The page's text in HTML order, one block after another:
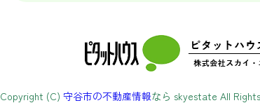
Copyright (C) 守谷市の不動産情報なら skyestate All